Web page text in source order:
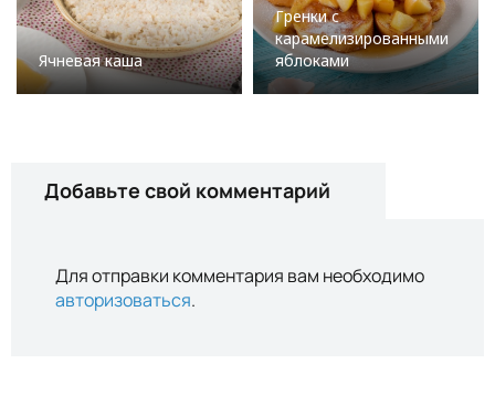
Ячневая каша
Гренки с
карамелизированными
яблоками
Добавьте свой комментарий
Для отправки комментария вам необходимо
авторизоваться.